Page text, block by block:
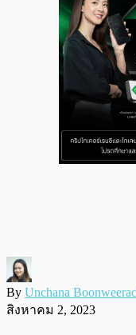
By Unchana
สิงหาคม 2, 2023